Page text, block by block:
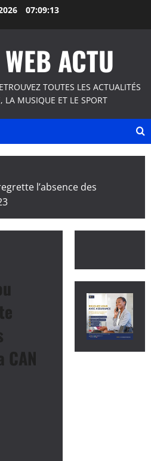
07:09:14
ACTU
TOUTES LES ACTUALITÉS
LA MUSIQUE ET LE SPORT
l’absence des
CAN